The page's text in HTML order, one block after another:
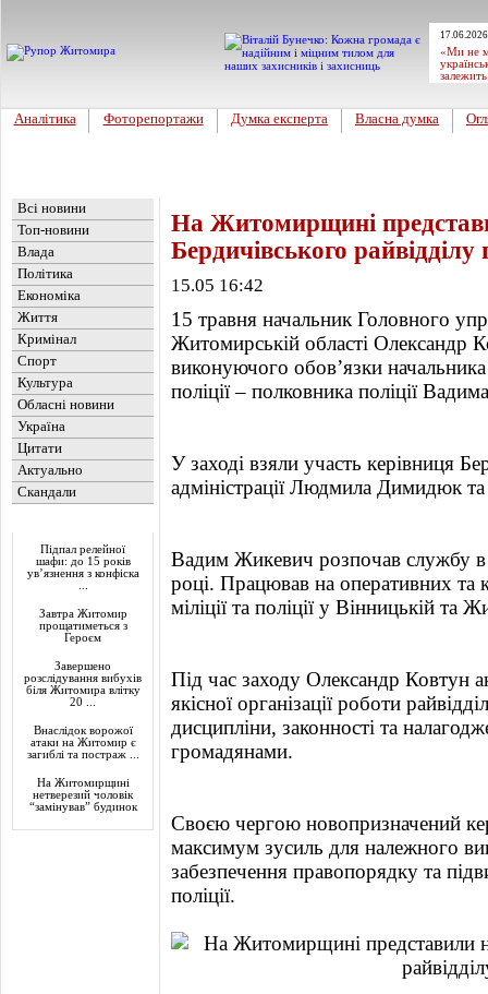
«Ми не
Аналітика Фоторепортажи Думка експерта Власна думка
Всі новини
Топ-новини
Влада
Політика
Економіка
Життя
Кримінал
Спорт
Культура
Обласні новини
Україна
Цитати
Актуально
Скандали
Підпал релейної
шафи: до 15 років
ув’язнення з конфіска
Завтра Житомир
прощатиметься з
Героєм
Завершено
розслідування вибухів
біля Житомира влітку
20 ...
Внаслідок ворожої
атаки на Житомир є
загиблі та постраж ...
На Житомирщині
нетверезий чоловік
“замінував” будинок
На Житомирщині
Бердичівського райвідділу
15.05 16:42
15 травня начальник Головного
Житомирській області Олександр
виконуючого обов’язки
поліції – полковника поліції
У заході взяли участь керівниця
адміністрації Людмила Димидюк та
Вадим Жикевич розпочав службу в
році. Працював на оперативних та
міліції та поліції у Вінницькій та
Під час заходу Олександр Ковтун
якісної організації роботи
дисципліни, законності та
громадянами.
Своєю чергою новопризначений
максимум зусиль для належного
забезпечення правопорядку та
поліції.